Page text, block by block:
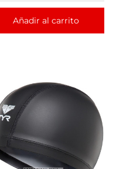
Añadir al carrito